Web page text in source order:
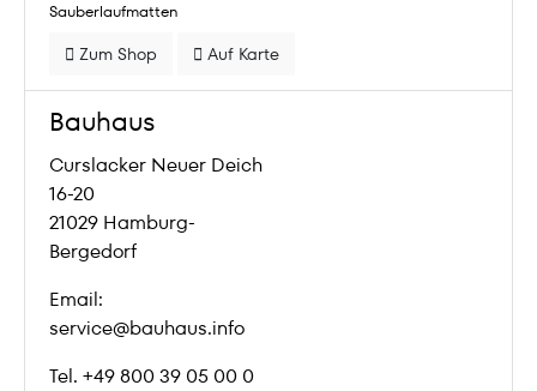
Sauberlaufmatten
Zum Shop Auf Karte
Bauhaus
Curslacker Neuer Deich
16-20
21029 Hamburg-
Bergedorf
Email:
service@bauhaus.info
Tel. +49 800 39 05 00 0